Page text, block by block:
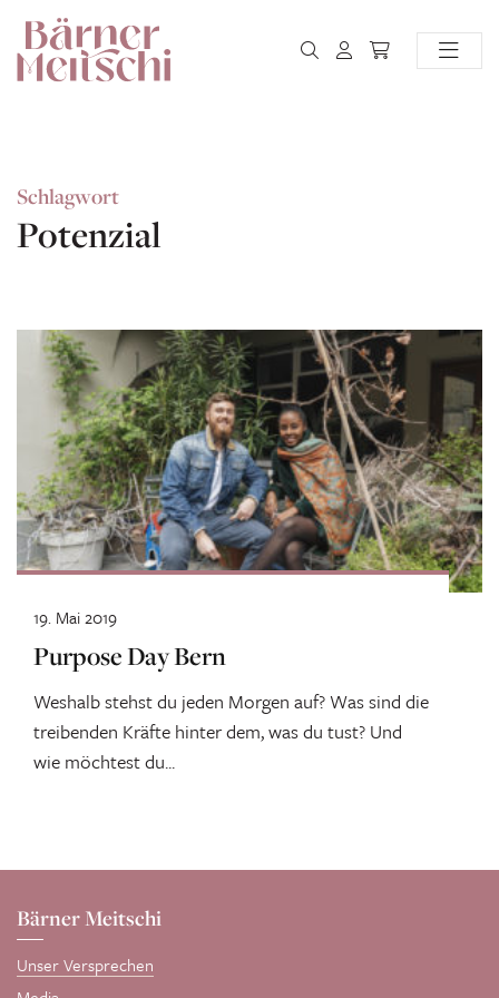
Schlagwort
Potenzial
Purpose Day Bern
Weshalb stehst du jeden Morgen auf? Was sind die
treibenden Kräfte hinter dem, was du tust? Und
wie möchtest du...
19. Mai 2019
Bärner Meitschi
Unser Versprechen